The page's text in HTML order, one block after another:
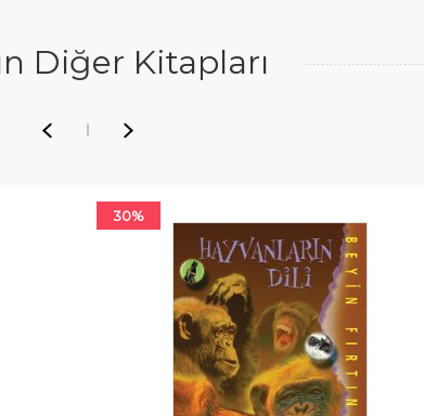
Diğer Kitapları
30%